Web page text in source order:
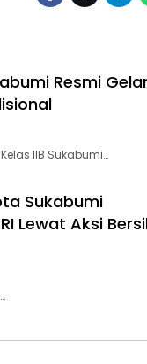
Resmi Gelar
IIB Sukabumi…
Sukabumi
Lewat Aksi